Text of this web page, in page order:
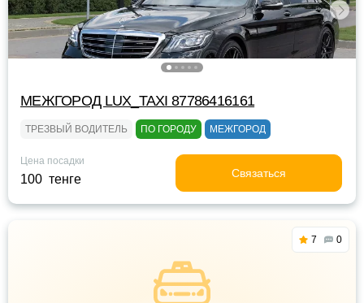
МЕЖГОРОД LUX_TAXI 87786416161
ТРЕЗВЫЙ ВОДИТЕЛЬ ПО ГОРОДУ МЕЖГОРОД
Цена посадки
100 тенге Связаться
7 0